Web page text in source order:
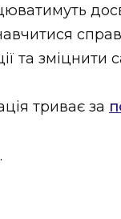
та зміцнити
триває за